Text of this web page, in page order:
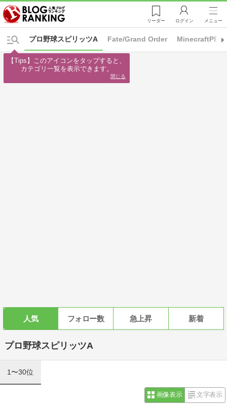
リーダー ログイン メニュー
Fate/Grand Order MinecraftPE
プロ野球スピリッツA
人気 フォロー数 急上昇 新着
プロ野球スピリッツA
1〜30位
画像表示 文字表示
【Tips】このアイコンをタップすると、
カテゴリ一覧を表示できます。
閉じる